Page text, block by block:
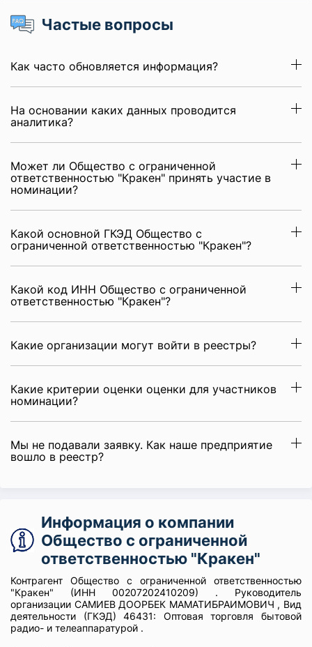
Частые вопросы
Как часто обновляется информация?
На основании каких данных проводится
аналитика?
Может ли Общество с ограниченной
ответственностью "Кракен" принять участие в
номинации?
Какой основной ГКЭД Общество с
ограниченной ответственностью "Кракен"?
Какой код ИНН Общество с ограниченной
ответственностью "Кракен"?
Какие организации могут войти в реестры?
Какие критерии оценки оценки для участников
номинации?
Мы не подавали заявку. Как наше предприятие
вошло в реестр?
Информация о компании
Общество с ограниченной
ответственностью "Кракен"
Контрагент Общество с ограниченной ответственностью
"Кракен" (ИНН 00207202410209) . Руководитель
организации САМИЕВ ДООРБЕК МАМАТИБРАИМОВИЧ , Вид
деятельности (ГКЭД) 46431: Оптовая торговля бытовой
радио- и телеаппаратурой .